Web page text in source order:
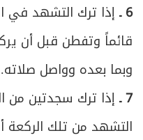
6 ـ إذا ترك التشهد في
قائماً وتفطن قبل أن
وبما بعده وواصل صلاته.
7 ـ إذا ترك سجدتين من
التشهد من تلك الركعة